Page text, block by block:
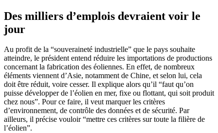
Des milliers d’emplois devraient voir le
jour
Au profit de la “souveraineté industrielle” que le pays souhaite
atteindre, le président entend réduire les importations de productions
concernant la fabrication des éoliennes. En effet, de nombreux
éléments viennent d’Asie, notamment de Chine, et selon lui, cela
doit être réduit, voire cesser. Il explique alors qu’il “faut qu’on
puisse développer de l’éolien en mer, fixe ou flottant, qui soit produit
chez nous”. Pour ce faire, il veut marquer les critères
d’environnement, de contrôle des données et de sécurité. Par
ailleurs, il précise vouloir “mettre ces critères sur toute la filière de
l’éolien”.